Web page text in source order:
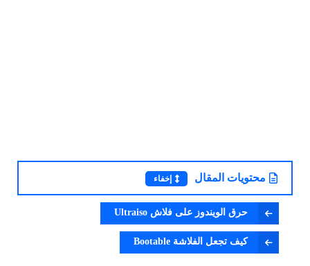
محتويات المقال إخفاء
حرق الويندوز على فلاش Ultraiso
كيف تجعل الفلاشة Bootable